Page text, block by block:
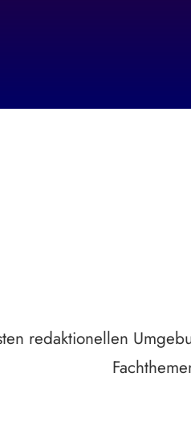
redaktionellen